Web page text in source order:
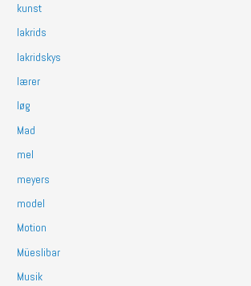
kunst
lakrids
lakridskys
lærer
løg
Mad
mel
meyers
model
Motion
Müeslibar
Musik